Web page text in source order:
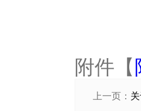
附件【
上一页：